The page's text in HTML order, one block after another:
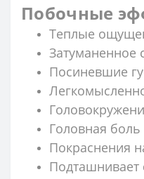
Побочные
Теплые
Затуманенное
Посиневшие
Головная
Покраснения
Подташнивает